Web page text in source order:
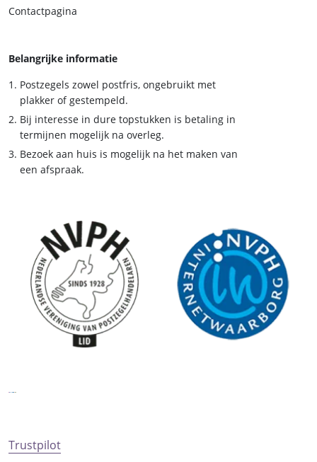
Contactpagina
Belangrijke informatie
Postzegels zowel postfris, ongebruikt met
plakker of gestempeld.
Bij interesse in dure topstukken is betaling in
termijnen mogelijk na overleg.
Bezoek aan huis is mogelijk na het maken van
een afspraak.
Trustpilot